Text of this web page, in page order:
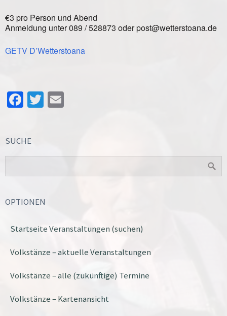
€3 pro Person und Abend
Anmeldung unter 089 / 528873 oder post@wetterstoana.de
GETV D’Wetterstoana
Facebook
Twitter
SUCHE
OPTIONEN
Startseite Veranstaltungen (suchen)
Volkstänze – aktuelle Veranstaltungen
Volkstänze – alle (zukünftige) Termine
Volkstänze – Kartenansicht